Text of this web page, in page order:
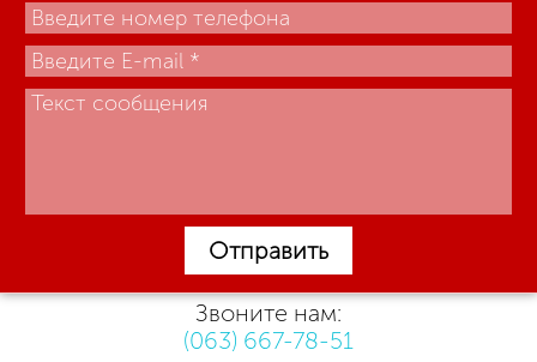
Отправить
Звоните нам:
(063) 667-78-51